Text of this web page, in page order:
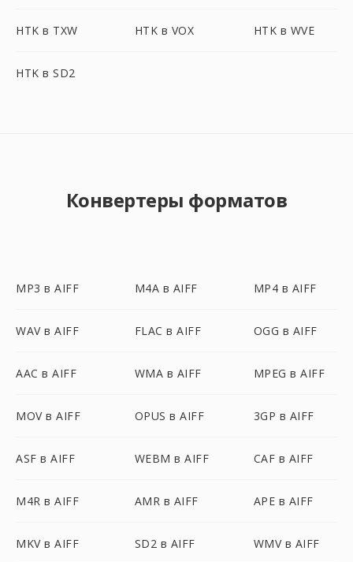
HTK в TXW HTK в VOX HTK в WVE
HTK в SD2
Конвертеры форматов
MP3 в AIFF M4A в AIFF MP4 в AIFF
WAV в AIFF FLAC в AIFF OGG в AIFF
AAC в AIFF WMA в AIFF MPEG в AIFF
MOV в AIFF OPUS в AIFF 3GP в AIFF
ASF в AIFF WEBM в AIFF CAF в AIFF
M4R в AIFF AMR в AIFF APE в AIFF
MKV в AIFF SD2 в AIFF WMV в AIFF